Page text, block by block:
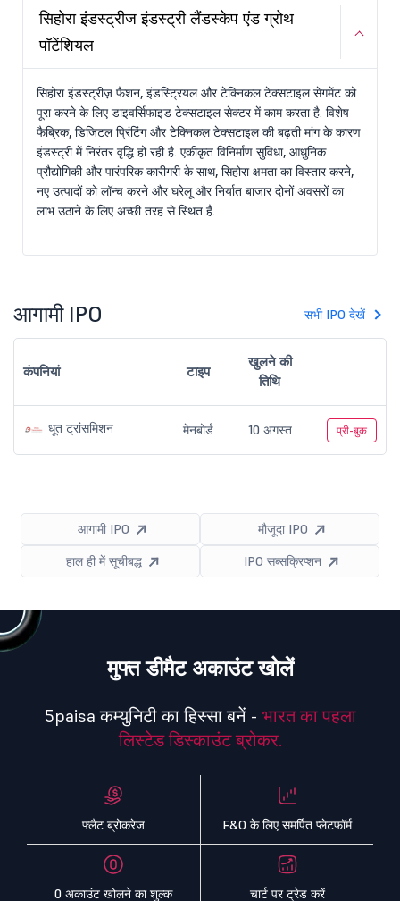
सिहोरा इंडस्ट्रीज इंडस्ट्री लैंडस्केप एंड ग्रोथ
पॉटेंशियल
सिहोरा इंडस्ट्रीज़ फैशन, इंडस्ट्रियल और टेक्निकल टेक्सटाइल सेगमेंट को
पूरा करने के लिए डाइवर्सिफाइड टेक्सटाइल सेक्टर में काम करता है. विशेष
फैब्रिक, डिजिटल प्रिंटिंग और टेक्निकल टेक्सटाइल की बढ़ती मांग के कारण
इंडस्ट्री में निरंतर वृद्धि हो रही है. एकीकृत विनिर्माण सुविधा, आधुनिक
प्रौद्योगिकी और पारंपरिक कारीगरी के साथ, सिहोरा क्षमता का विस्तार करने,
नए उत्पादों को लॉन्च करने और घरेलू और निर्यात बाजार दोनों अवसरों का
लाभ उठाने के लिए अच्छी तरह से स्थित है.
आगामी IPO सभी IPO देखें
कंपनियां टाइप
खुलने की
तिथि
धूत ट्रांसमिशन मेनबोर्ड 10 अगस्त प्री-बुक
आगामी IPO
मौजूदा IPO
हाल ही में सूचीबद्ध
IPO सब्सक्रिप्शन
मुफ्त डीमैट अकाउंट खोलें
5paisa कम्युनिटी का हिस्सा बनें - भारत का पहला
लिस्टेड डिस्काउंट ब्रोकर.
फ्लैट ब्रोकरेज F&O के लिए समर्पित प्लेटफॉर्म
0 अकाउंट खोलने का शुल्क चार्ट पर ट्रेड करें